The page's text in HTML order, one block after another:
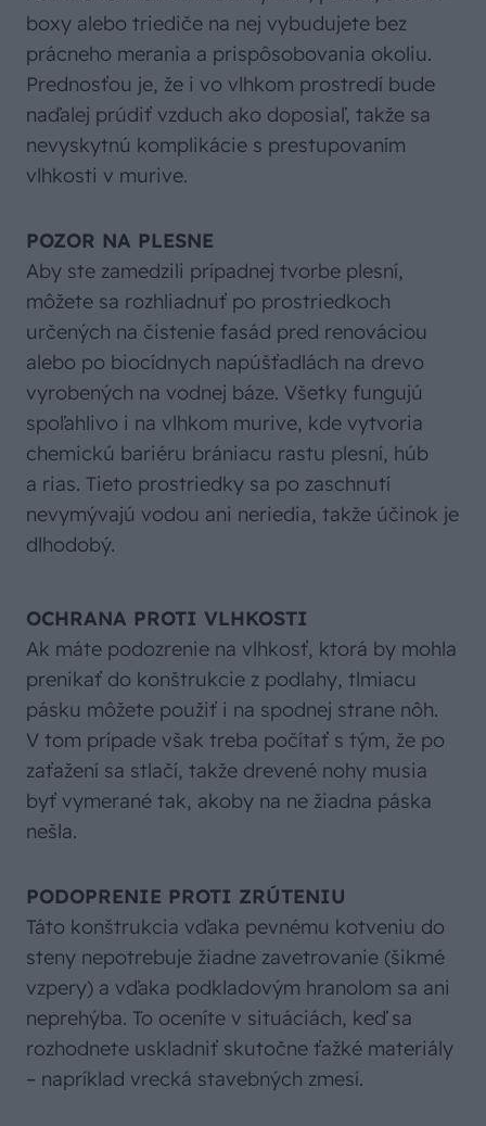
boxy alebo triediče na nej vybudujete bez
prácneho merania a prispôsobovania okoliu.
Prednosťou je, že i vo vlhkom prostredí bude
naďalej prúdiť vzduch ako doposiaľ, takže sa
nevyskytnú komplikácie s prestupovaním
vlhkosti v murive.
POZOR NA PLESNE
Aby ste zamedzili prípadnej tvorbe plesní,
môžete sa rozhliadnuť po prostriedkoch
určených na čistenie fasád pred renováciou
alebo po biocídnych napúšťadlách na drevo
vyrobených na vodnej báze. Všetky fungujú
spoľahlivo i na vlhkom murive, kde vytvoria
chemickú bariéru brániacu rastu plesní, húb
a rias. Tieto prostriedky sa po zaschnutí
nevymývajú vodou ani neriedia, takže účinok je
dlhodobý.
OCHRANA PROTI VLHKOSTI
Ak máte podozrenie na vlhkosť, ktorá by mohla
prenikať do konštrukcie z podlahy, tlmiacu
pásku môžete použiť i na spodnej strane nôh.
V tom prípade však treba počítať s tým, že po
zaťažení sa stlačí, takže drevené nohy musia
byť vymerané tak, akoby na ne žiadna páska
nešla.
PODOPRENIE PROTI ZRÚTENIU
Táto konštrukcia vďaka pevnému kotveniu do
steny nepotrebuje žiadne zavetrovanie (šikmé
vzpery) a vďaka podkladovým hranolom sa ani
neprehýba. To oceníte v situáciách, keď sa
rozhodnete uskladniť skutočne ťažké materiály
– napríklad vrecká stavebných zmesí.